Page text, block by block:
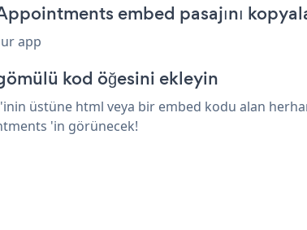
embed pasajını
app
kod öğesini ekleyin
üstüne html veya bir embed kodu alan
'in görünecek!